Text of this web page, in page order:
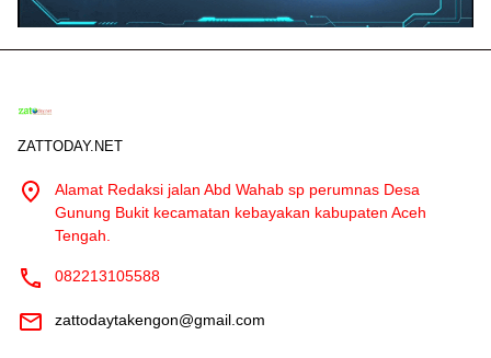
ZATTODAY.NET
Alamat Redaksi jalan Abd Wahab sp perumnas Desa
Gunung Bukit kecamatan kebayakan kabupaten Aceh
Tengah.
082213105588
zattodaytakengon@gmail.com